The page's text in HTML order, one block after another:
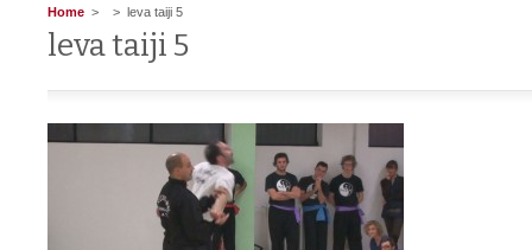
Home > > leva taiji 5
leva taiji 5